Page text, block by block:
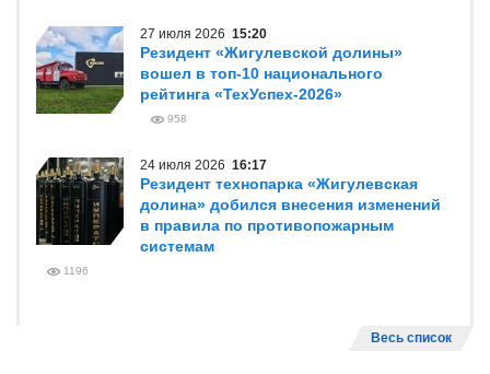
27 июля 2026 15:20
Резидент «Жигулевской долины»
вошел в топ-10 национального
рейтинга «ТехУспех-2026»
958
24 июля 2026 16:17
Резидент технопарка «Жигулевская
долина» добился внесения изменений
в правила по противопожарным
системам
1196
Весь список